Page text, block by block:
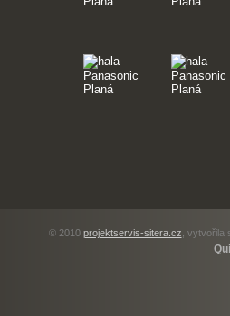
© 2010 projektservis-sitera.cz ,